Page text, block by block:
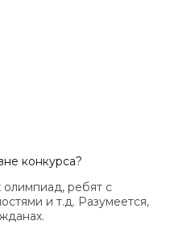
конкурса?
ребят с
и т.д. Разумеется,